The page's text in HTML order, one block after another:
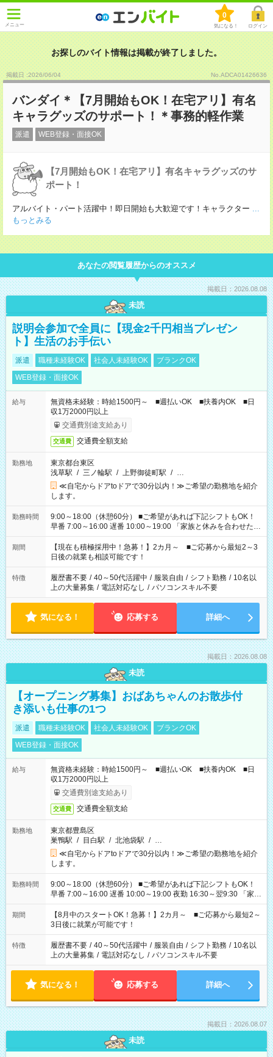
メニュー
0
気になる！ ログイン
お探しのバイト情報は掲載が終了しました。
掲載日 :2026/06/04 No.ADCA01426636
バンダイ＊【7月開始もOK！在宅アリ】有名
キャラグッズのサポート！＊事務的軽作業
派遣 WEB登録・面接OK
【7月開始もOK！在宅アリ】有名キャラグッズのサ
ポート！
アルバイト・パート活躍中！即日開始も大歓迎です！キャラクター ...
もっとみる
あなたの閲覧履歴からのオススメ
掲載日：2026.08.08
未読
説明会参加で全員に【現金2千円相当プレゼン
ト】生活のお手伝い
派遣 職種未経験OK 社会人未経験OK
ブランクOK
WEB登録・面接OK
給与
無資格未経験：時給1500円～ ■週払いOK ■扶養内OK ■日
収1万2000円以上
交通費別途支給あり
交通費 交通費全額支給
勤務地
東京都台東区
浅草駅 / 三ノ輪駅 / 上野御徒町駅 / …
≪自宅からドアtoドアで30分以内！≫ご希望の勤務地を紹介
します。
勤務時間
9:00～18:00（休憩60分） ■ご希望があれば下記シフトもOK！
早番 7:00～16:00 遅番 10:00～19:00 「家族と休みを合わせた
い」 「余裕を持って夕飯の準備がしたい」 「できれば残業はし
たくない」 など、ご希望を教えてくださいね。 ※Wワーク希望
の方へ 今ご覧のお仕事で希望する勤務時間と、もう1つのお仕事
の勤務時間。 合計で週40時間を超える場合は応募できません。
期間
【現在も積極採用中！急募！】2カ月～ ■ご応募から最短2～3
日後の就業も相談可能です！
特徴 履歴書不要 / 40～50代活躍中 / 服装自由 / シフト勤務 / 10名以
上の大量募集 / 電話対応なし / パソコンスキル不要
気になる！ 応募する 詳細へ
掲載日：2026.08.08
未読
【オープニング募集】おばあちゃんのお散歩付
き添いも仕事の1つ
派遣 職種未経験OK 社会人未経験OK
ブランクOK
WEB登録・面接OK
給与
無資格未経験：時給1500円～ ■週払いOK ■扶養内OK ■日
収1万2000円以上
交通費別途支給あり
交通費 交通費全額支給
勤務地
東京都豊島区
巣鴨駅 / 目白駅 / 北池袋駅 / …
≪自宅からドアtoドアで30分以内！≫ご希望の勤務地を紹介
します。
勤務時間
9:00～18:00（休憩60分） ■ご希望があれば下記シフトもOK！
早番 7:00～16:00 遅番 10:00～19:00 夜勤 16:30～翌9:30 「家族
と休みを合わせたい」 「余裕を持って夕飯の準備がしたい」
「できれば残業はしたくない」 など、ご希望を教えてください
ね。 ※Wワーク希望の方へ 今ご覧のお仕事で希望する勤務時間
と、もう1つのお仕事の勤務時間。 合計で週40時間を超える場
合は応募できません。
期間
【8月中のスタートOK！急募！】2カ月～ ■ご応募から最短2～
3日後に就業が可能です！
特徴 履歴書不要 / 40～50代活躍中 / 服装自由 / シフト勤務 / 10名以
上の大量募集 / 電話対応なし / パソコンスキル不要
気になる！ 応募する 詳細へ
掲載日：2026.08.07
未読